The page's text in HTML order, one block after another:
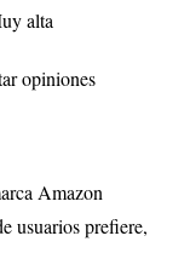
alta
opiniones
Amazon
usuarios prefiere,